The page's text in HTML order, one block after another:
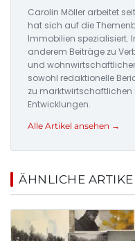
Carolin Möller arbeitet
hat sich auf die
Immobilien spezialisiert.
anderem Beiträge zu
und
sowohl redaktionelle
zu
Entwicklungen.
Alle Artikel ansehen →
ÄHNLICHE